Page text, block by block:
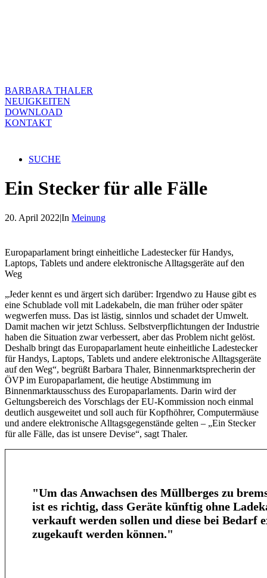
BARBARA THALER
NEUIGKEITEN
DOWNLOAD
KONTAKT
SUCHE
Ein Stecker für alle Fälle
20. April 2022|In Meinung
Europaparlament bringt einheitliche Ladestecker für Handys,
Laptops, Tablets und andere elektronische Alltagsgeräte auf den
Weg
„Jeder kennt es und ärgert sich darüber: Irgendwo zu Hause gibt es
eine Schublade voll mit Ladekabeln, die man früher oder später
wegwerfen muss. Das ist lästig, sinnlos und schadet der Umwelt.
Damit machen wir jetzt Schluss. Selbstverpflichtungen der Industrie
haben die Situation zwar verbessert, aber das Problem nicht gelöst.
Deshalb bringt das Europaparlament heute einheitliche Ladestecker
für Handys, Laptops, Tablets und andere elektronische Alltagsgeräte
auf den Weg“, begrüßt Barbara Thaler, Binnenmarktsprecherin der
ÖVP im Europaparlament, die heutige Abstimmung im
Binnenmarktausschuss des Europaparlaments. Darin wird der
Geltungsbereich des Vorschlags der EU-Kommission noch einmal
deutlich ausgeweitet und soll auch für Kopfhöhrer, Computermäuse
und andere elektronische Alltagsgegenstände gelten – „Ein Stecker
für alle Fälle, das ist unsere Devise“, sagt Thaler.
"Um das Anwachsen des Müllberges zu
ist es richtig, dass Geräte künftig ohne
verkauft werden sollen und diese bei Bedarf
zugekauft werden können."